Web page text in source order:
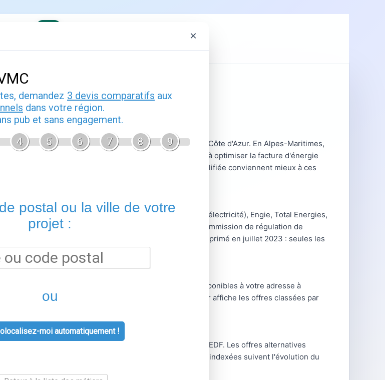
EDF Engie Fournisseurs Demenagement GRDF
Alpes-Cote d'Azur
une commune du Alpes-Maritimes, en Provence-Alpes-Côte d'Azur. En Alpes-Maritimes,
logements secondaires dont les propriétaires cherchent à optimiser la facture d'énergie
Les offres sans engagement ou à résiliation simplifiée conviennent mieux à ces
nationaux desservent Cuebris : EDF (tarif réglementé électricité), Engie, Total Energies,
parmi une vingtaine d'autres acteurs agréés par la Commission de régulation de
le gaz, le tarif réglementé de vente (TRV gaz) a été supprimé en juillet 2023 : seules les
sont disponibles.
de l'énergie, permet de comparer toutes les offres disponibles à votre adresse à
votre facture électricité) ou PCE (gaz). Le comparateur affiche les offres classées par
€/kWh TTC en option de base (2024). C'est le tarif EDF. Les offres alternatives
prix fixe garantissent un tarif stable 1 à 3 ans ; les offres indexées suivent l'évolution du
×